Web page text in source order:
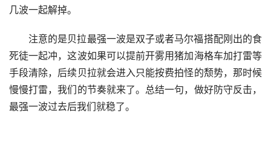
几波一起解掉。
注意的是贝拉最强一波是双子或者马尔福搭配刚出的食
死徒一起冲，这波如果可以提前开雾用猪加海格车加打雷等
手段清除，后续贝拉就会进入只能按费拍怪的颓势，那时候
慢慢打雷，我们的节奏就来了。总结一句，做好防守反击，
最强一波过去后我们就稳了。